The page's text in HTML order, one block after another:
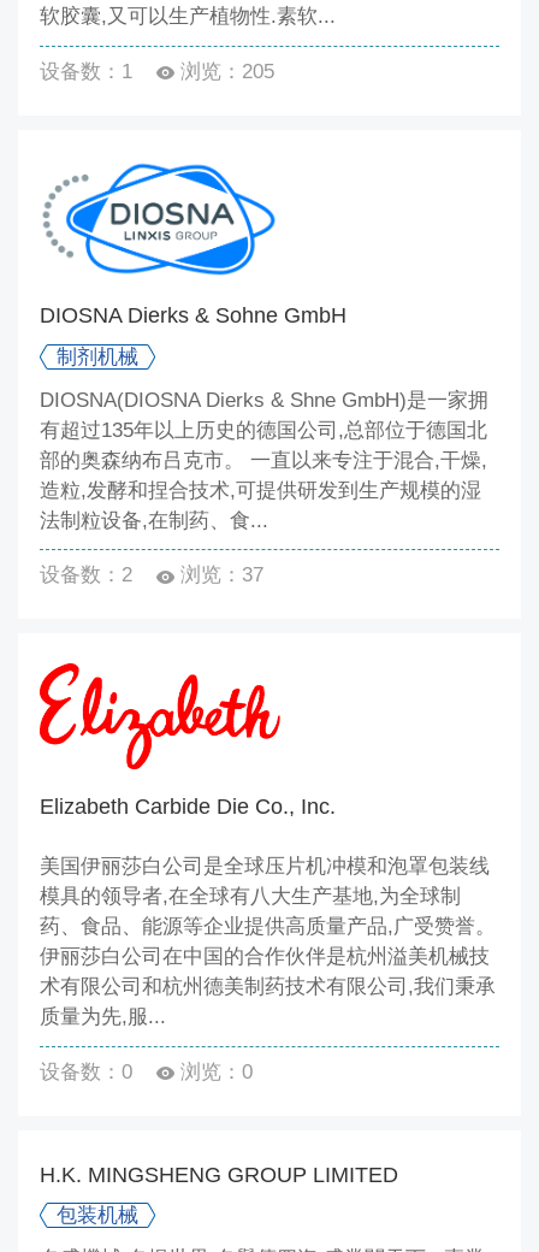
软胶囊,又可以生产植物性.素软...
设备数：1 浏览：205
DIOSNA Dierks & Sohne GmbH
制剂机械
DIOSNA(DIOSNA Dierks & Shne GmbH)是一家拥
有超过135年以上历史的德国公司,总部位于德国北
部的奥森纳布吕克市。 一直以来专注于混合,干燥,
造粒,发酵和捏合技术,可提供研发到生产规模的湿
法制粒设备,在制药、食...
设备数：2 浏览：37
Elizabeth Carbide Die Co., Inc.
美国伊丽莎白公司是全球压片机冲模和泡罩包装线
模具的领导者,在全球有八大生产基地,为全球制
药、食品、能源等企业提供高质量产品,广受赞誉。
伊丽莎白公司在中国的合作伙伴是杭州溢美机械技
术有限公司和杭州德美制药技术有限公司,我们秉承
质量为先,服...
设备数：0 浏览：0
H.K. MINGSHENG GROUP LIMITED
包装机械